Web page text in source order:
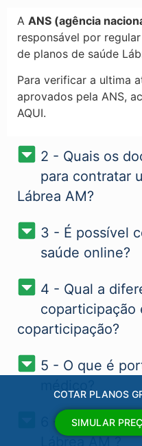
A ANS (agência
responsável por
de planos de saúde
Para verificar a ultima
aprovados pela ANS,
AQUI.
2 - Quais os
para contratar
Lábrea AM?
3 - É possível
saúde online?
4 - Qual a
coparticipação
coparticipação?
5 - O que é
6 - Qual o
Lábrea AM​ ?
COTAR PLANOS
SIMULAR